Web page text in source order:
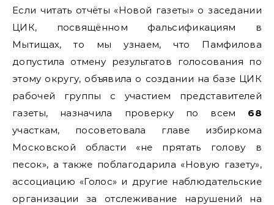
Если читать отчёты «Новой газеты» о заседании
ЦИК, посвящённом фальсификациям в
Мытищах, то мы узнаем, что Памфилова
допустила отмену результатов голосования по
этому округу, объявила о создании на базе ЦИК
рабочей группы с участием представителей
газеты, назначила проверку по всем 68
участкам, посоветовала главе избиркома
Московской области «не прятать голову в
песок», а также поблагодарила «Новую газету»,
ассоциацию «Голос» и другие наблюдательские
организации за отслеживание нарушений на